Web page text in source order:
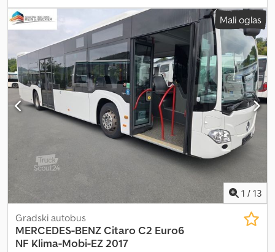
bela, kočnice:retarder, Godina proizvodnje:2006, Oprema:ABS,
grejač za parkiranje, klima uređaj
, Mercedes-Benz O 530 Citaro |
Retarder | Klima uređaj | - Godina proizvodnje 2006 - MB motor
220 kW / 299 KS – 11.967 cm³ – Euro 4 - 1.043.639 km - Dupla
prednja vrata - Automatski menjač - 2x otklopni prozori - Rampa za
invalidska kolica - Retarder - Klima uređaj - Webasto pomoćno
grejanje - Električno podesivi i grejani spoljašnji retrovizori -
Električni podizači stakala - 35 + 1 sedišta - 60 mesta za stajanje -
Pneumatici napred oko 50% - Pneumatici pozadi oko 50%
Chodpfsy Uu Sdsx Anqoa Po nalogu kupca. Izmene i greške su
Mali oglas
1 / 13
Gradski autobus
MERCEDES-BENZCitaro C2 Euro6
NF Klima-Mobi-EZ 2017